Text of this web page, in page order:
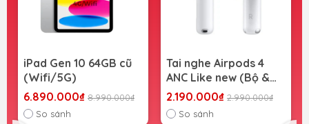
64GB cũ
8.990.000₫
Tai nghe Airpods 4
ANC Like new (Bộ &
Lẻ)
2.190.000₫
2.990.000₫
iPad Air 6 11
(Wifi/5G)
11.590.000₫